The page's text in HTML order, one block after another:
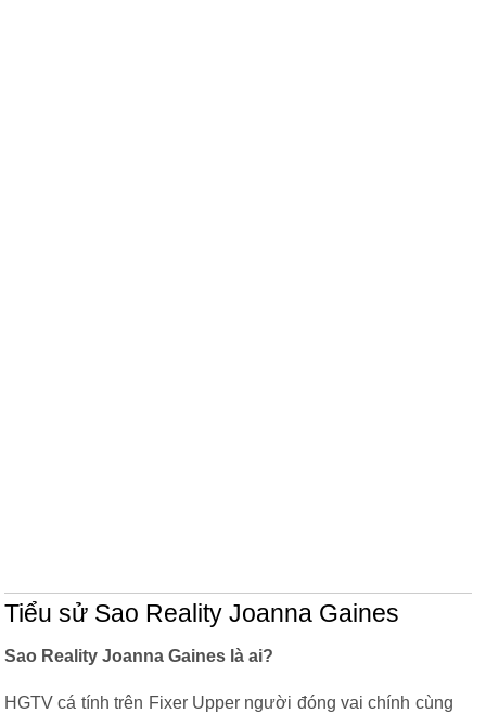
Tiểu sử Sao Reality Joanna Gaines
Sao Reality Joanna Gaines là ai?
HGTV cá tính trên Fixer Upper người đóng vai chính cùng